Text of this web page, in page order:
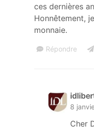
ces dernières
Honnêtement,
monnaie.
Répondre
8
Cher